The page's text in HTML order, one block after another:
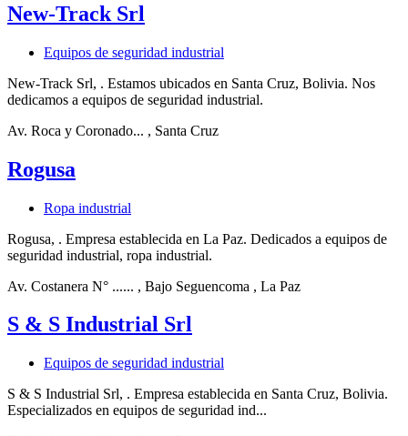
New-Track Srl
Equipos de seguridad industrial
New-Track Srl, . Estamos ubicados en Santa Cruz, Bolivia. Nos
dedicamos a equipos de seguridad industrial.
Av. Roca y Coronado... , Santa Cruz
Rogusa
Ropa industrial
Rogusa, . Empresa establecida en La Paz. Dedicados a equipos de
seguridad industrial, ropa industrial.
Av. Costanera N° ...... , Bajo Seguencoma , La Paz
S & S Industrial Srl
Equipos de seguridad industrial
S & S Industrial Srl, . Empresa establecida en Santa Cruz, Bolivia.
Especializados en equipos de seguridad ind...